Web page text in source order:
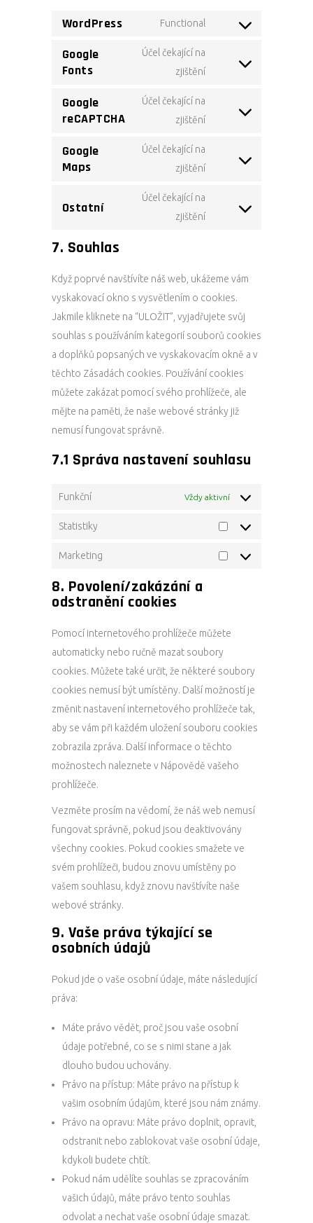
WordPress Functional
Consent
service
Google
Fonts
Účel čekající na
zjištění
Consent
service
Google
reCAPTCHA
Účel čekající na
zjištění
Consent
service
Google
Maps
Účel čekající na
zjištění
Consent
service
Ostatní
Účel čekající na
zjištění
Consent
ostatní
7. Souhlas
Když poprvé navštívíte náš web, ukážeme vám
vyskakovací okno s vysvětlením o cookies.
Jakmile kliknete na “ULOŽIT”, vyjadřujete svůj
souhlas s používáním kategorií souborů cookies
a doplňků popsaných ve vyskakovacím okně a v
těchto Zásadách cookies. Používání cookies
můžete zakázat pomocí svého prohlížeče, ale
mějte na paměti, že naše webové stránky již
nemusí fungovat správně.
7.1 Správa nastavení souhlasu
Funkční Vždy aktivní
Statistiky
Statistiky
Marketing
Marketing
8. Povolení/zakázání a
odstranění cookies
Pomocí internetového prohlížeče můžete
automaticky nebo ručně mazat soubory
cookies. Můžete také určit, že některé soubory
cookies nemusí být umístěny. Další možností je
změnit nastavení internetového prohlížeče tak,
aby se vám při každém uložení souboru cookies
zobrazila zpráva. Další informace o těchto
možnostech naleznete v Nápovědě vašeho
prohlížeče.
Vezměte prosím na vědomí, že náš web nemusí
fungovat správně, pokud jsou deaktivovány
všechny cookies. Pokud cookies smažete ve
svém prohlížeči, budou znovu umístěny po
vašem souhlasu, když znovu navštívíte naše
webové stránky.
9. Vaše práva týkající se
osobních údajů
Pokud jde o vaše osobní údaje, máte následující
práva:
Máte právo vědět, proč jsou vaše osobní
údaje potřebné, co se s nimi stane a jak
dlouho budou uchovány.
Právo na přístup: Máte právo na přístup k
vašim osobním údajům, které jsou nám známy.
Právo na opravu: Máte právo doplnit, opravit,
odstranit nebo zablokovat vaše osobní údaje,
kdykoli budete chtít.
Pokud nám udělíte souhlas se zpracováním
vašich údajů, máte právo tento souhlas
odvolat a nechat vaše osobní údaje smazat.